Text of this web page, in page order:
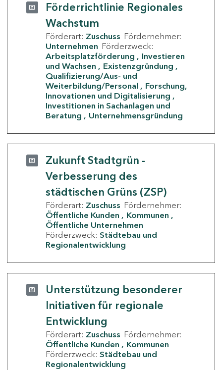
Förderrichtlinie Regionales
Wachstum
Förderart: Zuschuss Fördernehmer:
Unternehmen Förderzweck:
Arbeitsplatzförderung
Investieren
und Wachsen
Existenzgründung
Qualifizierung/Aus- und
Weiterbildung/Personal
Forschung,
Innovationen und Digitalisierung
Investitionen in Sachanlagen und
Beratung
Unternehmensgründung
Zukunft Stadtgrün -
Verbesserung des
städtischen Grüns (ZSP)
Förderart: Zuschuss Fördernehmer:
Öffentliche Kunden
Kommunen
Öffentliche Unternehmen
Förderzweck: Städtebau und
Regionalentwicklung
Unterstützung besonderer
Initiativen für regionale
Entwicklung
Förderart: Zuschuss Fördernehmer:
Öffentliche Kunden
Kommunen
Förderzweck: Städtebau und
Regionalentwicklung